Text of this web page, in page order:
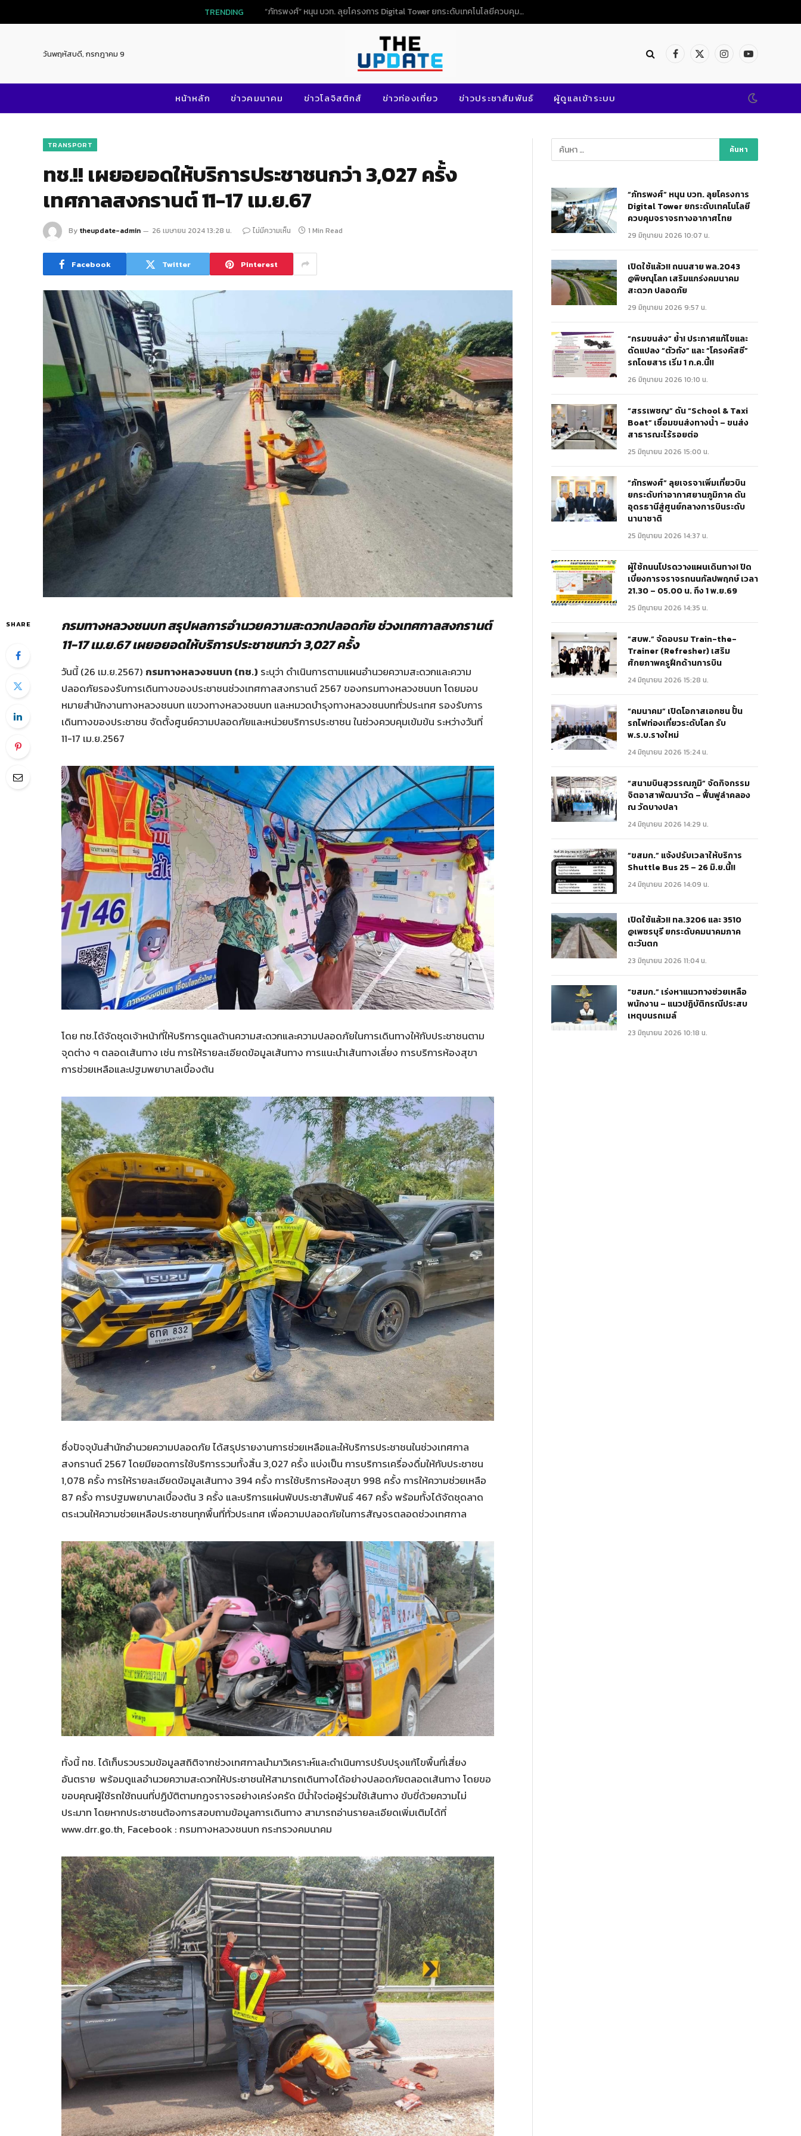
TRENDING
วันพฤหัสบดี, กรกฎาคม 9 Facebook
X
InstagramYouTube
หน้าหลัก ข่าวคมนาคม ข่าวโลจิสติกส์ ข่าวท่องเที่ยว ข่าวประชาสัมพันธ์ ผู้ดูแลเข้าระบบ
TRANSPORT
ทช.!! เผยอยอดให้บริการประชาชนกว่า 3,027 ครั้ง
เทศกาลสงกรานต์ 11-17 เม.ย.67
By theupdate-admin 26 เมษายน 2024 13:28 น. ไม่มีความเห็น 1 Min Read
Facebook Twitter Pinterest
SHARE
กรมทางหลวงชนบท สรุปผลการอำนวยความสะดวกปลอดภัย ช่วงเทศกาลสงกรานต์
11-17 เม.ย.67 เผยอยอดให้บริการประชาชนกว่า 3,027 ครั้ง
วันนี้ (26 เม.ย.2567) กรมทางหลวงชนบท (ทช.) ระบุว่า ดำเนินการตามแผนอำนวยความสะดวกและความ
ปลอดภัยรองรับการเดินทางของประชาชนช่วงเทศกาลสงกรานต์ 2567 ของกรมทางหลวงชนบท โดยมอบ
หมายสำนักงานทางหลวงชนบท แขวงทางหลวงชนบท และหมวดบำรุงทางหลวงชนบททั่วประเทศ รองรับการ
เดินทางของประชาชน จัดตั้งศูนย์ความปลอดภัยและหน่วยบริการประชาชน ในช่วงควบคุมเข้มข้น ระหว่างวันที่
11-17 เม.ย.2567
โดย ทช.ได้จัดชุดเจ้าหน้าที่ให้บริการดูแลด้านความสะดวกและความปลอดภัยในการเดินทางให้กับประชาชนตาม
จุดต่าง ๆ ตลอดเส้นทาง เช่น การให้รายละเอียดข้อมูลเส้นทาง การแนะนำเส้นทางเลี่ยง การบริการห้องสุขา
การช่วยเหลือและปฐมพยาบาลเบื้องต้น
ซึ่งปัจจุบันสำนักอำนวยความปลอดภัย ได้สรุปรายงานการช่วยเหลือและให้บริการประชาชนในช่วงเทศกาล
สงกรานต์ 2567 โดยมียอดการใช้บริการรวมทั้งสิ้น 3,027 ครั้ง แบ่งเป็น การบริการเครื่องดื่มให้กับประชาชน
1,078 ครั้ง การให้รายละเอียดข้อมูลเส้นทาง 394 ครั้ง การใช้บริการห้องสุขา 998 ครั้ง การให้ความช่วยเหลือ
87 ครั้ง การปฐมพยาบาลเบื้องต้น 3 ครั้ง และบริการแผ่นพับประชาสัมพันธ์ 467 ครั้ง พร้อมทั้งได้จัดชุดลาด
ตระเวนให้ความช่วยเหลือประชาชนทุกพื้นที่ทั่วประเทศ เพื่อความปลอดภัยในการสัญจรตลอดช่วงเทศกาล
ทั้งนี้ ทช. ได้เก็บรวบรวมข้อมูลสถิติจากช่วงเทศกาลนำมาวิเคราะห์และดำเนินการปรับปรุงแก้ไขพื้นที่เสี่ยง
อันตราย พร้อมดูแลอำนวยความสะดวกให้ประชาชนให้สามารถเดินทางได้อย่างปลอดภัยตลอดเส้นทาง โดยขอ
ขอบคุณผู้ใช้รถใช้ถนนที่ปฏิบัติตามกฎจราจรอย่างเคร่งครัด มีน้ำใจต่อผู้ร่วมใช้เส้นทาง ขับขี่ด้วยความไม่
ประมาท โดยหากประชาชนต้องการสอบถามข้อมูลการเดินทาง สามารถอ่านรายละเอียดเพิ่มเติมได้ที่
www.drr.go.th, Facebook : กรมทางหลวงชนบท กระทรวงคมนาคม
“ภัทรพงศ์” หนุน บวท. ลุยโครงการ
Digital Tower ยกระดับเทคโนโลยี
ควบคุมจราจรทางอากาศไทย
29 มิถุนายน 2026 10:07 น.
เปิดใช้แล้ว!! ถนนสาย พล.2043
@พิษณุโลก เสริมแกร่งคมนาคม
สะดวก ปลอดภัย
29 มิถุนายน 2026 9:57 น.
“กรมขนส่ง” ย้ำ! ประกาศแก้ไขและ
ดัดแปลง “ตัวถัง” และ “โครงคัสซี”
รถโดยสาร เริ่ม 1 ก.ค.นี้!!
26 มิถุนายน 2026 10:10 น.
“สรรเพชญ” ดัน “School & Taxi
Boat” เชื่อมขนส่งทางน้ำ – ขนส่ง
สาธารณะไร้รอยต่อ
25 มิถุนายน 2026 15:00 น.
“ภัทรพงศ์” ลุยเจรจาเพิ่มเที่ยวบิน
ยกระดับท่าอากาศยานภูมิภาค ดัน
อุดรธานีสู่ศูนย์กลางการบินระดับ
นานาชาติ
25 มิถุนายน 2026 14:37 น.
ผู้ใช้ถนนโปรดวางแผนเดินทาง! ปิด
เบี่ยงการจราจรถนนกัลปพฤกษ์ เวลา
21.30 – 05.00 น. ถึง 1 พ.ย.69
25 มิถุนายน 2026 14:35 น.
“สบพ.” จัดอบรม Train-the-
Trainer (Refresher) เสริม
ศักยภาพครูฝึกด้านการบิน
24 มิถุนายน 2026 15:28 น.
“คมนาคม” เปิดโอกาสเอกชน ปั้น
รถไฟท่องเที่ยวระดับโลก รับ
พ.ร.บ.รางใหม่
24 มิถุนายน 2026 15:24 น.
“สนามบินสุวรรณภูมิ” จัดกิจกรรม
จิตอาสาพัฒนาวัด – ฟื้นฟูลำคลอง
ณ วัดบางปลา
24 มิถุนายน 2026 14:29 น.
“ขสมก.” แจ้งปรับเวลาให้บริการ
Shuttle Bus 25 – 26 มิ.ย.นี้!!
24 มิถุนายน 2026 14:09 น.
เปิดใช้แล้ว!! ทล.3206 และ 3510
@เพชรบุรี ยกระดับคมนาคมภาค
ตะวันตก
23 มิถุนายน 2026 11:04 น.
“ขสมก.” เร่งหาแนวทางช่วยเหลือ
พนักงาน – แนวปฏิบัติกรณีประสบ
เหตุบนรถเมล์
23 มิถุนายน 2026 10:18 น.